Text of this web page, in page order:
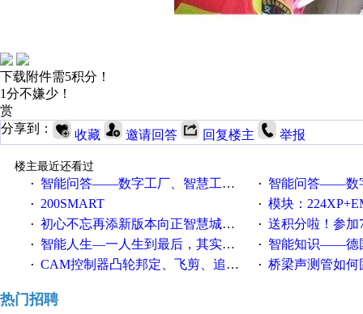
下载附件需5积分！
1分不嫌少！
赏
分享到：
收藏 邀请回答 回复楼主 举报
楼主最近还看过
·
智能问答——数字工厂、智慧工厂和智能制造三者的区别是什么？ · 智能问答——数字化工厂与
· 200SMART · 模块：
· 初心不忘再添新版本向正智慧城市云展厅3.0版亮相 · 送积分啦！参加7月6日
· 智能人生—一人生到最后，其实拼的都是人品 · 智能知识——德国工业崛起
· CAM控制器凸轮邦定、飞剪、追剪等C功能块 · 桥梁声测管如何固
热门招聘